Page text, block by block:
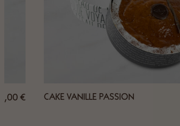
€ CAKE VANILLE PASSION